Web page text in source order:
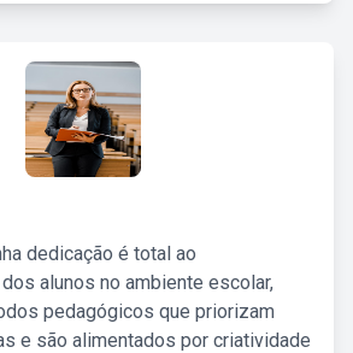
dedicação é total ao
alunos no ambiente escolar,
pedagógicos que priorizam
e são alimentados por criatividade